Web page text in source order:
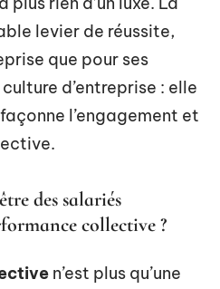
levier de réussite,
que pour ses
d’entreprise : elle
l’engagement et
des salariés
collective ?
n’est plus qu’une